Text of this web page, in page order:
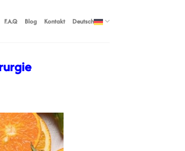
F.A.Q Blog Kontakt Deutsch